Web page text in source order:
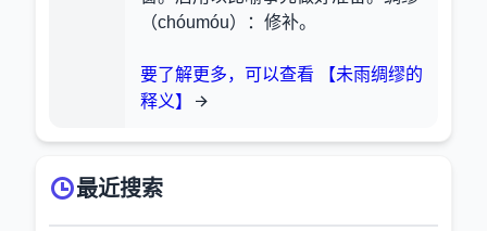
（chóumóu）：修补。
要了解更多，可以查看 【未雨绸缪的
释义】
最近搜索